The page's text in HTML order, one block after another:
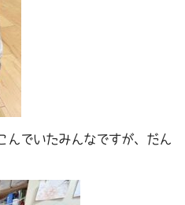
でいたみんなですが、だん